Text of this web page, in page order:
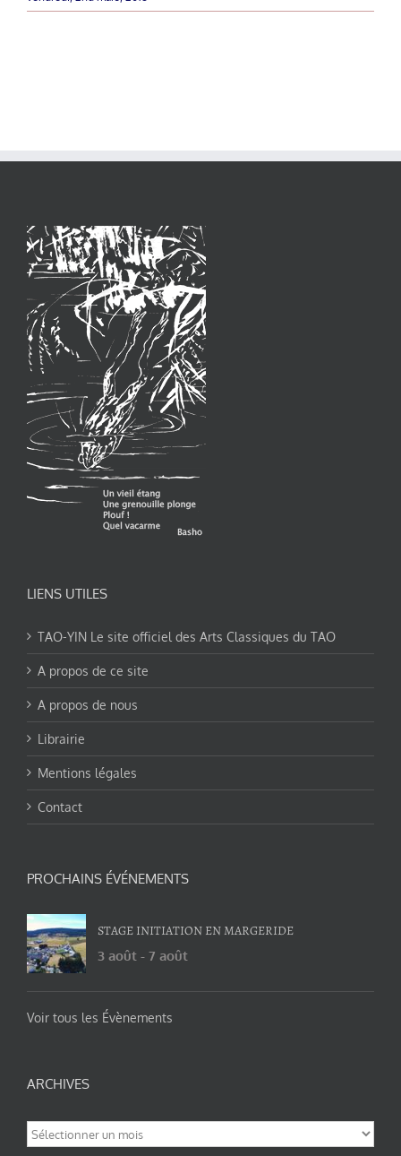
LIENS UTILES
TAO-YIN Le site officiel des Arts Classiques du TAO
A propos de ce site
A propos de nous
Librairie
Mentions légales
Contact
PROCHAINS ÉVÉNEMENTS
STAGE INITIATION EN MARGERIDE
3 août - 7 août
Voir tous les Évènements
ARCHIVES
Archives